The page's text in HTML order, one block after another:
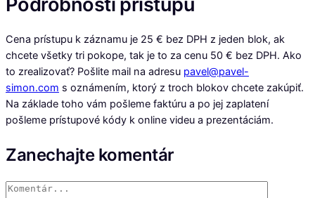
Podrobnosti prístupu
Cena prístupu k záznamu je 25 € bez DPH z jeden blok, ak
chcete všetky tri pokope, tak je to za cenu 50 € bez DPH. Ako
to zrealizovať? Pošlite mail na adresu pavel@pavel-
simon.com s oznámením, ktorý z troch blokov chcete zakúpiť.
Na základe toho vám pošleme faktúru a po jej zaplatení
pošleme prístupové kódy k online videu a prezentáciám.
Zanechajte komentár